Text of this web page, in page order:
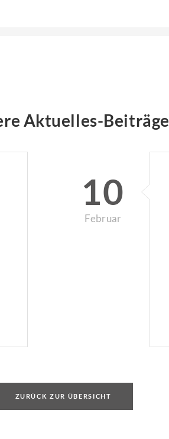
Aktuelles-Beiträge
10
Februar
ZURÜCK ZUR ÜBERSICHT